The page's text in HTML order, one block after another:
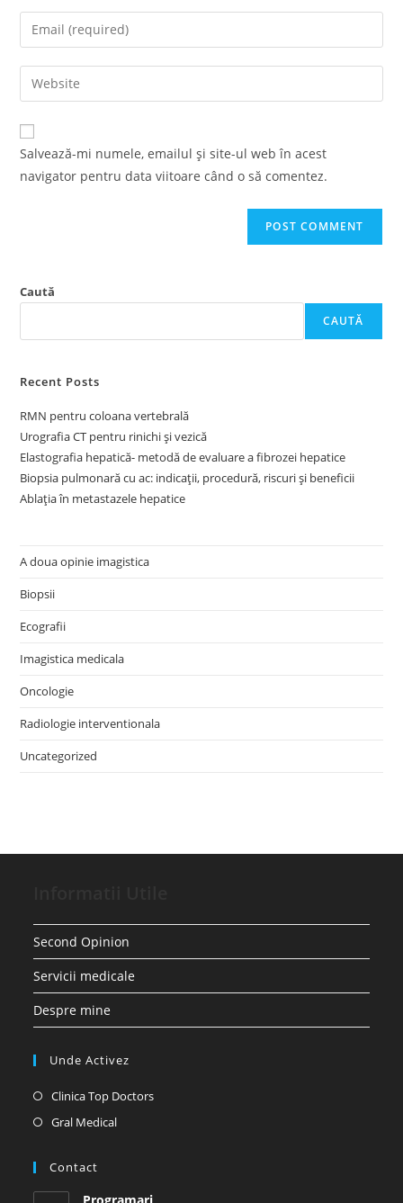
name
comment
Enter
your
email
address
comment
Enter
your
website
URL
Salvează-mi numele, emailul și site-ul web în acest
navigator pentru data viitoare când o să comentez.
Caută
CAUTĂ
Recent Posts
RMN pentru coloana vertebrală
Urografia CT pentru rinichi și vezică
Elastografia hepatică- metodă de evaluare a fibrozei hepatice
Biopsia pulmonară cu ac: indicații, procedură, riscuri și beneficii
Ablația în metastazele hepatice
A doua opinie imagistica
Biopsii
Ecografii
Imagistica medicala
Oncologie
Radiologie interventionala
Uncategorized
Second Opinion
Servicii medicale
Despre mine
Unde Activez
Clinica Top DoctorsOpens
Gral MedicalOpens
Contact